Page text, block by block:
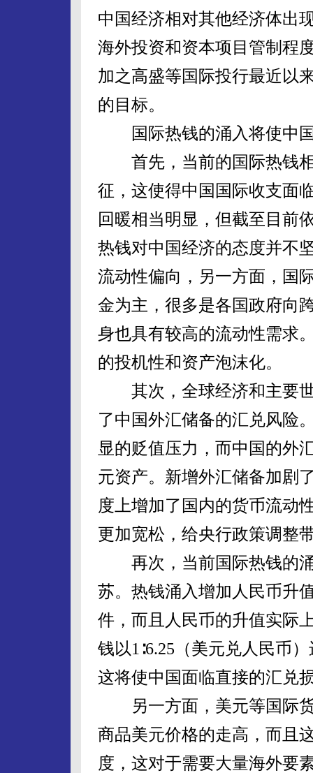
中国经济相对其他经济体出
海外投资和资本项目管制程
加之高盛等国际投行最近以
的目标。
国际热钱的涌入将使中国
首先，当前的国际热钱相
征，这使得中国国际收支面
回暖相当明显，但截至目前
热钱对中国经济的态度并不
流动性偏向，另一方面，国
金为主，很多是各国政府向
身也具有较高的流动性需求
的投机性和资产泡沫化。
其次，全球经济和主要世
了中国外汇储备的汇兑风险
显的贬值压力，而中国的外
元资产。新增外汇储备加剧
度上增加了国内的货币流动
更加宽松，给央行政策调整
再次，当前国际热钱的涌
苏。热钱涌入增加人民币升
件，而且人民币的升值实际
钱以1∶6.25（美元兑人民币
这将使中国面临直接的汇兑
另一方面，美元等国际货
商品美元价格的走高，而且
度，这对于需要大量海外要